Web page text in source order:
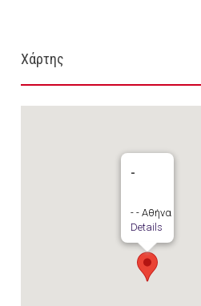
Χάρτης
-
- - Αθήνα
Details